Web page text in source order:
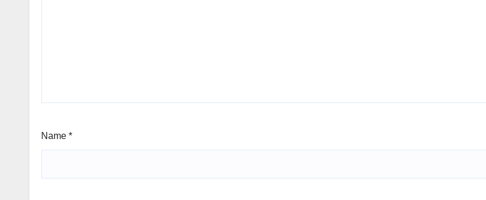
Name *